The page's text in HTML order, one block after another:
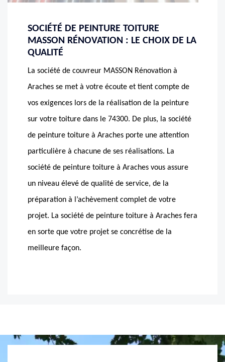
SOCIÉTÉ DE PEINTURE TOITURE
MASSON RÉNOVATION : LE CHOIX DE LA
QUALITÉ
La société de couvreur MASSON Rénovation à
Araches se met à votre écoute et tient compte de
vos exigences lors de la réalisation de la peinture
sur votre toiture dans le 74300. De plus, la société
de peinture toiture à Araches porte une attention
particulière à chacune de ses réalisations. La
société de peinture toiture à Araches vous assure
un niveau élevé de qualité de service, de la
préparation à l’achèvement complet de votre
projet. La société de peinture toiture à Araches fera
en sorte que votre projet se concrétise de la
meilleure façon.